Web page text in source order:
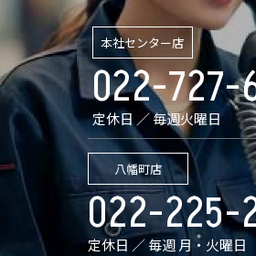
本社センター店
022-727-
定休日 ／ 毎週火曜日
八幡町店
022-225-
定休日 ／ 毎週 月・火曜日